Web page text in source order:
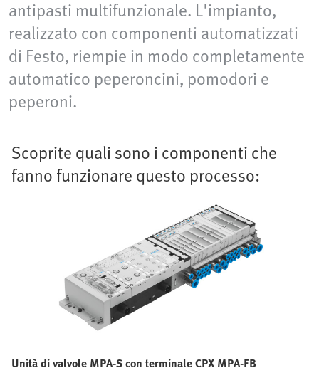
antipasti multifunzionale. L'impianto,
realizzato con componenti automatizzati
di Festo, riempie in modo completamente
automatico peperoncini, pomodori e
peperoni.
Scoprite quali sono i componenti che
fanno funzionare questo processo:
Unità di valvole MPA-S con terminale CPX MPA-FB